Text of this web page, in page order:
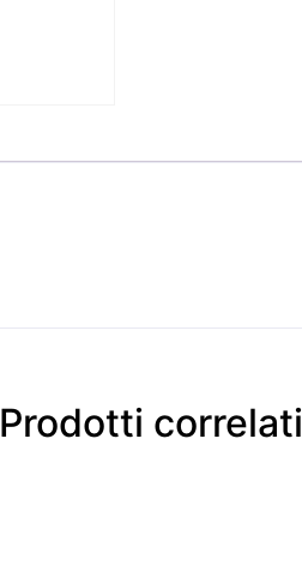
Prodotti correlati